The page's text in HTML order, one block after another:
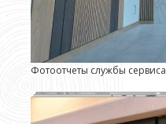
Фотоотчеты службы сервиса